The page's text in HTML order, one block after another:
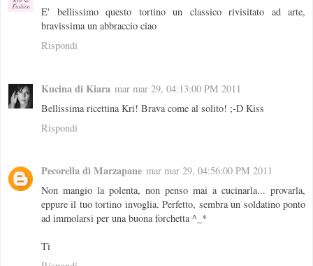
E' bellissimo questo tortino un classico rivisitato ad arte,
bravissima un abbraccio ciao
Rispondi
Kucina di Kiara mar mar 29, 04:13:00 PM 2011
Bellissima ricettina Kri! Brava come al solito! ;-D Kiss
Rispondi
Pecorella di Marzapane mar mar 29, 04:56:00 PM 2011
Non mangio la polenta, non penso mai a cucinarla... provarla,
eppure il tuo tortino invoglia. Perfetto, sembra un soldatino ponto
ad immolarsi per una buona forchetta ^_*
Tì